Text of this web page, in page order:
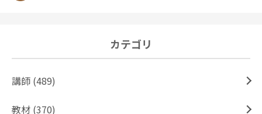
カテゴリ
講師 (489)
教材 (370)